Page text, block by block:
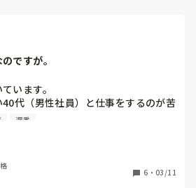
ですが。
います。
代（男性社員）と仕事をするのが苦
された利用者さんの対応はまずしま
、彼が遅番で組む事があるのですが、
遅番
6 ・ 03/11